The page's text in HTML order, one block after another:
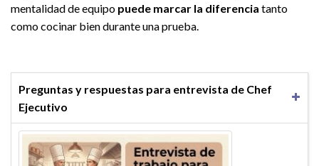
mentalidad de equipo puede marcar la diferencia tanto
como cocinar bien durante una prueba.
Preguntas y respuestas para entrevista de Chef
Ejecutivo